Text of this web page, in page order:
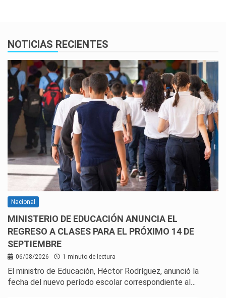
NOTICIAS RECIENTES
Nacional
MINISTERIO DE EDUCACIÓN ANUNCIA EL
REGRESO A CLASES PARA EL PRÓXIMO 14 DE
SEPTIEMBRE
06/08/2026 1 minuto de lectura
El ministro de Educación, Héctor Rodríguez, anunció la
fecha del nuevo período escolar correspondiente al…